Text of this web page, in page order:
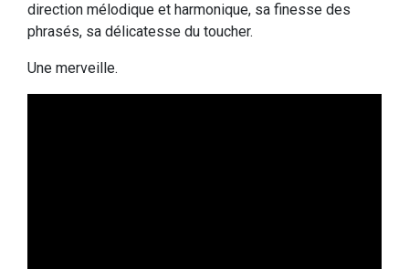
direction mélodique et harmonique, sa finesse des
phrasés, sa délicatesse du toucher.
Une merveille.